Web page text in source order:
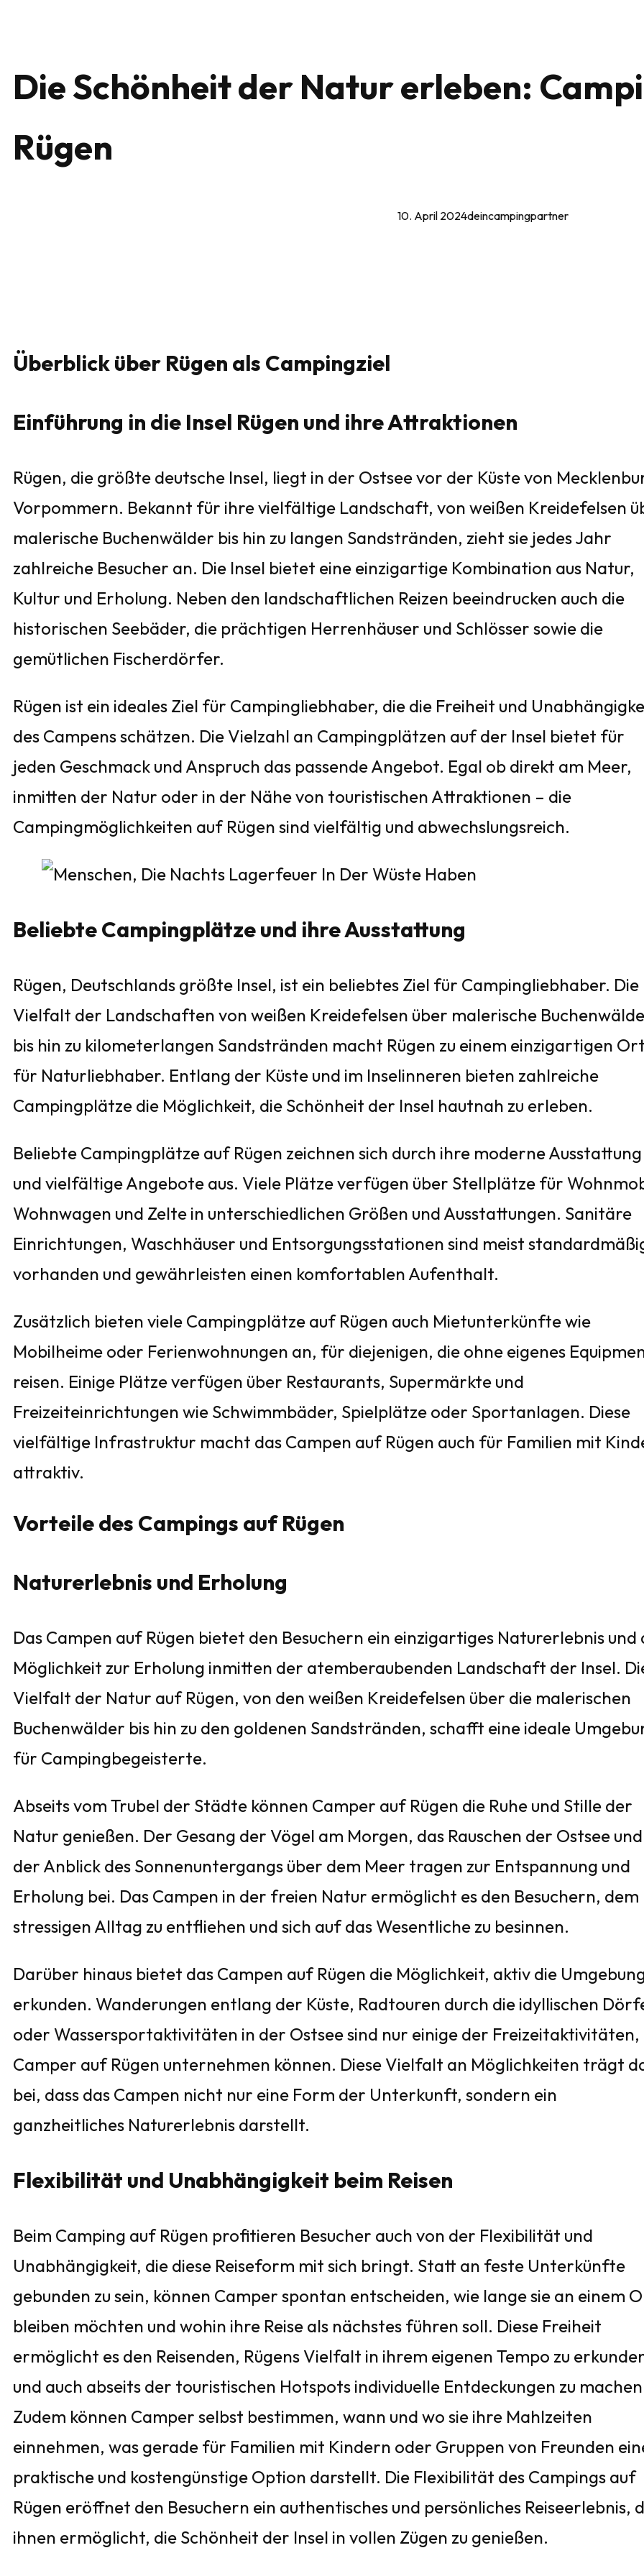
Die Schönheit der Natur erleben:
Rügen
10. April 2024deincampingpartner
Überblick über Rügen als Campingziel
Einführung in die Insel Rügen und ihre Attraktionen
Rügen, die größte deutsche Insel, liegt in der Ostsee vor der Küste von
Vorpommern. Bekannt für ihre vielfältige Landschaft, von weißen Kreidefelsen
malerische Buchenwälder bis hin zu langen Sandstränden, zieht sie jedes Jahr
zahlreiche Besucher an. Die Insel bietet eine einzigartige Kombination aus Natur,
Kultur und Erholung. Neben den landschaftlichen Reizen beeindrucken auch die
historischen Seebäder, die prächtigen Herrenhäuser und Schlösser sowie die
gemütlichen Fischerdörfer.
Rügen ist ein ideales Ziel für Campingliebhaber, die die Freiheit und
des Campens schätzen. Die Vielzahl an Campingplätzen auf der Insel bietet für
jeden Geschmack und Anspruch das passende Angebot. Egal ob direkt am Meer,
inmitten der Natur oder in der Nähe von touristischen Attraktionen – die
Campingmöglichkeiten auf Rügen sind vielfältig und abwechslungsreich.
Beliebte Campingplätze und ihre Ausstattung
Rügen, Deutschlands größte Insel, ist ein beliebtes Ziel für Campingliebhaber. Die
Vielfalt der Landschaften von weißen Kreidefelsen über malerische
bis hin zu kilometerlangen Sandstränden macht Rügen zu einem einzigartigen Ort
für Naturliebhaber. Entlang der Küste und im Inselinneren bieten zahlreiche
Campingplätze die Möglichkeit, die Schönheit der Insel hautnah zu erleben.
Beliebte Campingplätze auf Rügen zeichnen sich durch ihre moderne Ausstattung
und vielfältige Angebote aus. Viele Plätze verfügen über Stellplätze für
Wohnwagen und Zelte in unterschiedlichen Größen und Ausstattungen. Sanitäre
Einrichtungen, Waschhäuser und Entsorgungsstationen sind meist
vorhanden und gewährleisten einen komfortablen Aufenthalt.
Zusätzlich bieten viele Campingplätze auf Rügen auch Mietunterkünfte wie
Mobilheime oder Ferienwohnungen an, für diejenigen, die ohne eigenes
reisen. Einige Plätze verfügen über Restaurants, Supermärkte und
Freizeiteinrichtungen wie Schwimmbäder, Spielplätze oder Sportanlagen. Diese
vielfältige Infrastruktur macht das Campen auf Rügen auch für Familien mit
attraktiv.
Vorteile des Campings auf Rügen
Naturerlebnis und Erholung
Das Campen auf Rügen bietet den Besuchern ein einzigartiges Naturerlebnis und
Möglichkeit zur Erholung inmitten der atemberaubenden Landschaft der Insel.
Vielfalt der Natur auf Rügen, von den weißen Kreidefelsen über die malerischen
Buchenwälder bis hin zu den goldenen Sandstränden, schafft eine ideale
für Campingbegeisterte.
Abseits vom Trubel der Städte können Camper auf Rügen die Ruhe und Stille der
Natur genießen. Der Gesang der Vögel am Morgen, das Rauschen der Ostsee und
der Anblick des Sonnenuntergangs über dem Meer tragen zur Entspannung und
Erholung bei. Das Campen in der freien Natur ermöglicht es den Besuchern, dem
stressigen Alltag zu entfliehen und sich auf das Wesentliche zu besinnen.
Darüber hinaus bietet das Campen auf Rügen die Möglichkeit, aktiv die
erkunden. Wanderungen entlang der Küste, Radtouren durch die idyllischen
oder Wassersportaktivitäten in der Ostsee sind nur einige der Freizeitaktivitäten,
Camper auf Rügen unternehmen können. Diese Vielfalt an Möglichkeiten trägt
bei, dass das Campen nicht nur eine Form der Unterkunft, sondern ein
ganzheitliches Naturerlebnis darstellt.
Flexibilität und Unabhängigkeit beim Reisen
Beim Camping auf Rügen profitieren Besucher auch von der Flexibilität und
Unabhängigkeit, die diese Reiseform mit sich bringt. Statt an feste Unterkünfte
gebunden zu sein, können Camper spontan entscheiden, wie lange sie an einem
bleiben möchten und wohin ihre Reise als nächstes führen soll. Diese Freiheit
ermöglicht es den Reisenden, Rügens Vielfalt in ihrem eigenen Tempo zu
und auch abseits der touristischen Hotspots individuelle Entdeckungen zu
Zudem können Camper selbst bestimmen, wann und wo sie ihre Mahlzeiten
einnehmen, was gerade für Familien mit Kindern oder Gruppen von Freunden
praktische und kostengünstige Option darstellt. Die Flexibilität des Campings auf
Rügen eröffnet den Besuchern ein authentisches und persönliches Reiseerlebnis,
ihnen ermöglicht, die Schönheit der Insel in vollen Zügen zu genießen.